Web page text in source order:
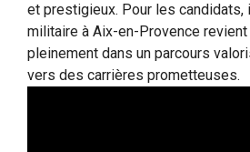
et prestigieux. Pour les
militaire à Aix-en-Provence revient
pleinement dans un parcours
vers des carrières prometteuses.